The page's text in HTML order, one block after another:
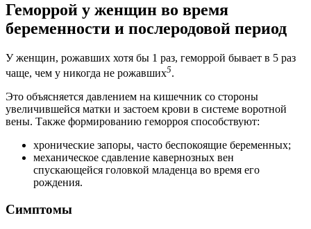
Геморрой у женщин во время
беременности и послеродовой период
У женщин, рожавших хотя бы 1 раз, геморрой бывает в 5 раз
чаще, чем у никогда не рожавших5.
Это объясняется давлением на кишечник со стороны
увеличившейся матки и застоем крови в системе воротной
вены. Также формированию геморроя способствуют:
хронические запоры, часто беспокоящие беременных;
механическое сдавление кавернозных вен
спускающейся головкой младенца во время его
рождения.
Симптомы